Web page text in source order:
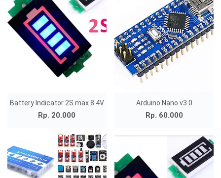
Battery Indicator 2S max 8.4V
Rp. 20.000
Arduino Nano v3.0
Rp. 60.000